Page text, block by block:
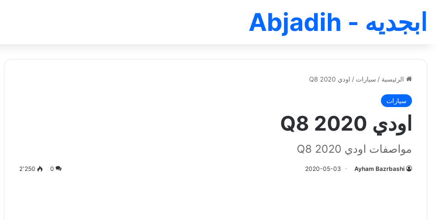
ابجديه - Abjadih
الرئيسية / سيارات / اودي Q8 2020
سيارات
اودي Q8 2020
مواصفات اودي Q8 2020
Ayham Bazrbashi
2020-05-03
0 2٬250